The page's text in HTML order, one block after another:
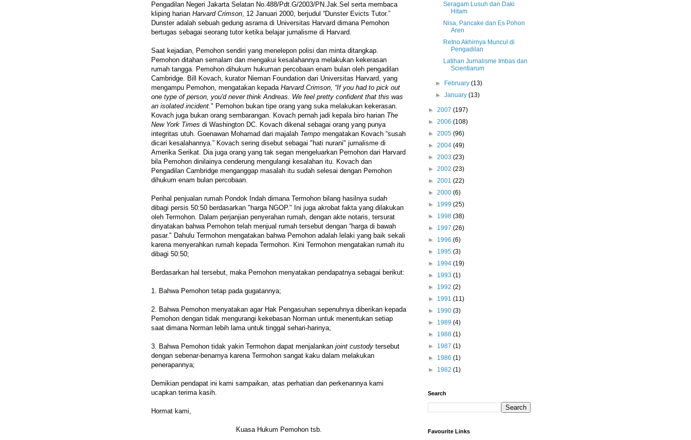
Pengadilan Negeri Jakarta Selatan No.488/Pdt.G/2003/PN.Jak.Sel serta membaca
kliping harian Harvard Crimson, 12 Januari 2000, berjudul “Dunster Evicts Tutor.”
Dunster adalah sebuah gedung asrama di Universitas Harvard dimana Pemohon
bertugas sebagai seorang tutor ketika belajar jurnalisme di Harvard.
Saat kejadian, Pemohon sendiri yang menelepon polisi dan minta ditangkap.
Pemohon ditahan semalam dan mengakui kesalahannya melakukan kekerasan
rumah tangga. Pemohon dihukum hukuman percobaan enam bulan oleh pengadilan
Cambridge. Bill Kovach, kurator Nieman Foundation dari Universitas Harvard, yang
mengampu Pemohon, mengatakan kepada Harvard Crimson, “If you had to pick out
one type of person, you'd never think Andreas. We feel pretty confident that this was
an isolated incident." Pemohon bukan tipe orang yang suka melakukan kekerasan.
Kovach juga bukan orang sembarangan. Kovach pernah jadi kepala biro harian The
New York Times di Washington DC. Kovach dikenal sebagai orang yang punya
integritas utuh. Goenawan Mohamad dari majalah Tempo mengatakan Kovach “susah
dicari kesalahannya.” Kovach sering disebut sebagai "hati nurani" jurnalisme di
Amerika Serikat. Dia juga orang yang tak segan mengeluarkan Pemohon dari Harvard
bila Pemohon dinilainya cenderung mengulangi kesalahan itu. Kovach dan
Pengadilan Cambridge menganggap masalah itu sudah selesai dengan Pemohon
dihukum enam bulan percobaan.
Perihal penjualan rumah Pondok Indah dimana Termohon bilang hasilnya sudah
dibagi persis 50:50 berdasarkan "harga NGOP." Ini juga akrobat fakta yang dilakukan
oleh Termohon. Dalam perjanjian penyerahan rumah, dengan akte notaris, tersurat
dinyatakan bahwa Pemohon telah menjual rumah tersebut dengan “harga di bawah
pasar." Dahulu Termohon mengatakan bahwa Pemohon adalah lelaki yang baik sekali
karena menyerahkan rumah kepada Termohon. Kini Termohon mengatakan rumah itu
dibagi 50:50;
Berdasarkan hal tersebut, maka Pemohon menyatakan pendapatnya sebagai berikut:
1. Bahwa Pemohon tetap pada gugatannya;
2. Bahwa Pemohon menyatakan agar Hak Pengasuhan sepenuhnya diberikan kepada
Pemohon dengan tidak mengurangi kekebasan Norman untuk menentukan setiap
saat dimana Norman lebih lama untuk tinggal sehari-harinya;
3. Bahwa Pemohon tidak yakin Termohon dapat menjalankan joint custody tersebut
dengan sebenar-benarnya karena Termohon sangat kaku dalam melakukan
penerapannya;
Demikian pendapat ini kami sampaikan, atas perhatian dan perkenannya kami
ucapkan terima kasih.
Hormat kami,
Kuasa Hukum Pemohon tsb.
Seragam Lusuh dan Daki
Hitam
Nisa, Pancake dan Es Pohon
Aren
Retno Akhirnya Muncul di
Pengadilan
Latihan Jurnalisme Imbas dan
Scientiarum
► February(13)
►January(13)
► 2007 (197)
► 2006 (108)
► 2005 (96)
► 2004 (49)
► 2003 (23)
► 2002 (23)
► 2001 (22)
► 2000 (6)
► 1999 (25)
► 1998 (38)
► 1997 (26)
► 1996 (6)
► 1995 (3)
► 1994 (19)
► 1993 (1)
► 1992 (2)
► 1991 (11)
► 1990 (3)
► 1989 (4)
► 1988 (1)
► 1987 (1)
► 1986 (1)
► 1982 (1)
Search
Favourite Links